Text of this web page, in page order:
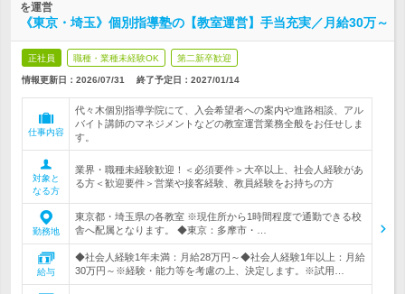
を運営
《東京・埼玉》個別指導塾の【教室運営】手当充実／月給30万～
正社員 職種・業種未経験OK 第二新卒歓迎
情報更新日：2026/07/31 終了予定日： 2027/01/14
仕事内容
代々木個別指導学院にて、入会希望者への案内や進路相談、アル
バイト講師のマネジメントなどの教室運営業務全般をお任せしま
す。
対象と
なる方
業界・職種未経験歓迎！＜必須要件＞大卒以上、社会人経験があ
る方＜歓迎要件＞営業や接客経験、教員経験をお持ちの方
勤務地
東京都・埼玉県の各教室 ※現住所から1時間程度で通勤できる校
舎へ配属となります。 ◆東京：多摩市・…
給与
◆社会人経験1年未満：月給28万円～◆社会人経験1年以上：月給
30万円～※経験・能力等を考慮の上、決定します。※試用…